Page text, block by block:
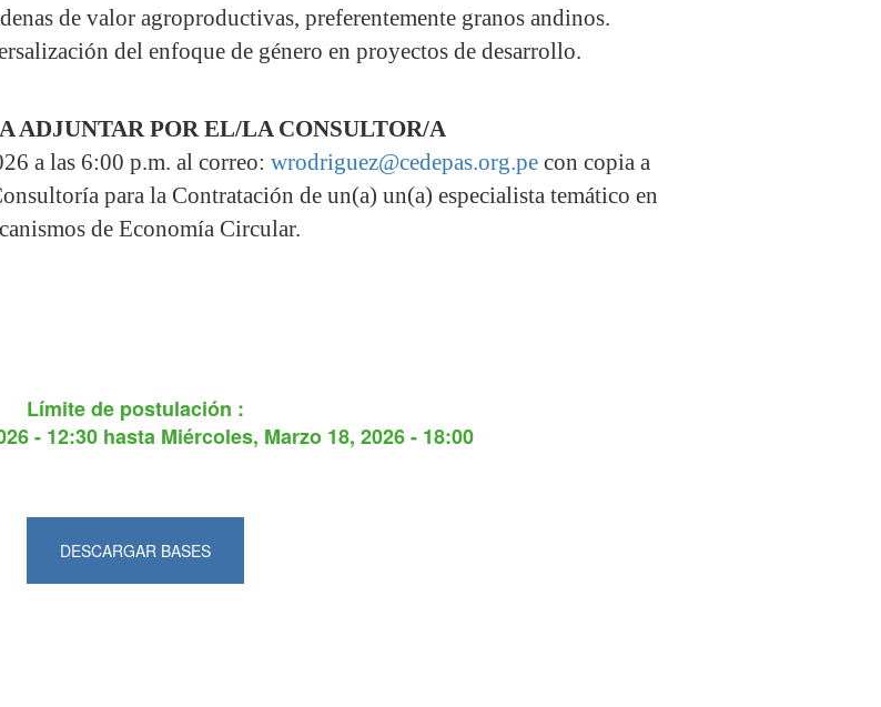
de valor agroproductivas, preferentemente granos andinos.
del enfoque de género en proyectos de desarrollo.
ADJUNTAR POR EL/LA CONSULTOR/A
a las 6:00 p.m. al correo: wrodriguez@cedepas.org.pecon copia a
para la Contratación de un(a) un(a) especialista temático en
de Economía Circular.
Límite de postulación :
- 12:30hasta Miércoles, Marzo 18, 2026 - 18:00
DESCARGAR BASES